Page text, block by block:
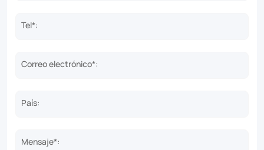
Tel*:
Correo electrónico*:
País:
Mensaje*: